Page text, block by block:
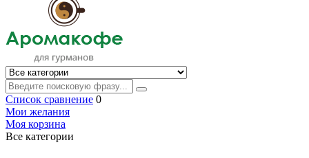
Список сравнение 0
Мои желания
Моя корзина
Все категории